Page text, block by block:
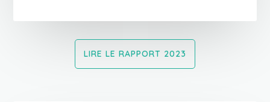
LIRE LE RAPPORT 2023